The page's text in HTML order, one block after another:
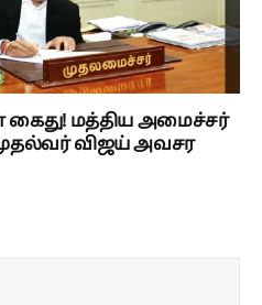
மத்திய அமைச்சர்
விஜய் அவசர